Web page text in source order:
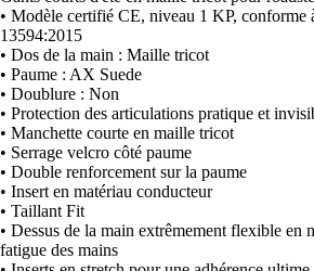
• Modèle certifié CE, niveau 1 KP, conforme
13594:2015
• Dos de la main : Maille tricot
• Paume : AX Suede
• Doublure : Non
• Protection des articulations pratique et
• Manchette courte en maille tricot
• Serrage velcro côté paume
• Double renforcement sur la paume
• Insert en matériau conducteur
• Taillant Fit
• Dessus de la main extrêmement flexible en
fatigue des mains